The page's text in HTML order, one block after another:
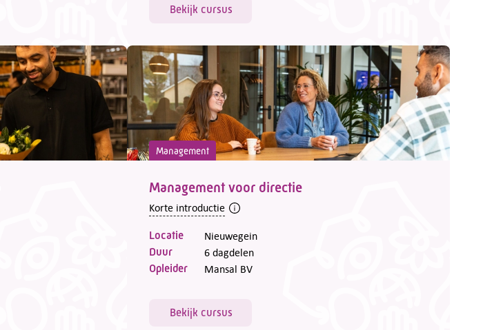
Bekijk cursus
Management
Management voor directie
Korte introductie
Locatie Nieuwegein
Duur 6 dagdelen
Opleider Mansal BV
Bekijk cursus